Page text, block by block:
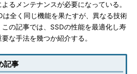
るメンテナンスが必要になっている。
は全く同じ機能を果たすが、異なる技術
の記事では、SSDの性能を最適化し寿
な手法を幾つか紹介する。
記事